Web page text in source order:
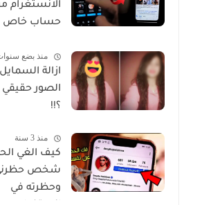
الانستغرام
حساب خاص
منذ بضع
ازالة
الصور حقيقي
؟!!
منذ 3 سنة
كيف الغي
شخص
وحظرته في